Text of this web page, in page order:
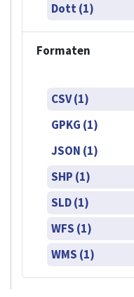
Dott (1)
Formaten
CSV (1)
GPKG (1)
JSON (1)
SHP (1)
SLD (1)
WFS (1)
WMS (1)